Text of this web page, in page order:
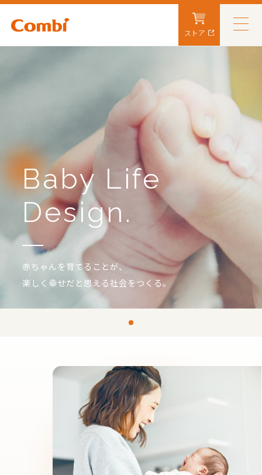
ストア
Baby Life
Design.
赤ちゃんを育てることが、
楽しく幸せだと思える社会をつくる。